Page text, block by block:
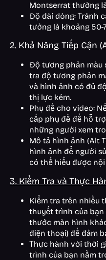
Montserrat thường
Độ dài dòng: Tránh
tưởng là khoảng 50-
2. Khả Năng Tiếp Cận
Độ tương phản màu
tra độ tương phản
và hình ảnh có đủ
thị lực kém.
Phụ đề cho video:
cấp phụ đề để hỗ
những người xem
Mô tả hình ảnh (Alt
hình ảnh để người
có thể hiểu được
3. Kiểm Tra và Thực
Kiểm tra trên nhiều
thuyết trình của
thước màn hình
điện thoại) để đảm
Thực hành với thời
trình của bạn nằm